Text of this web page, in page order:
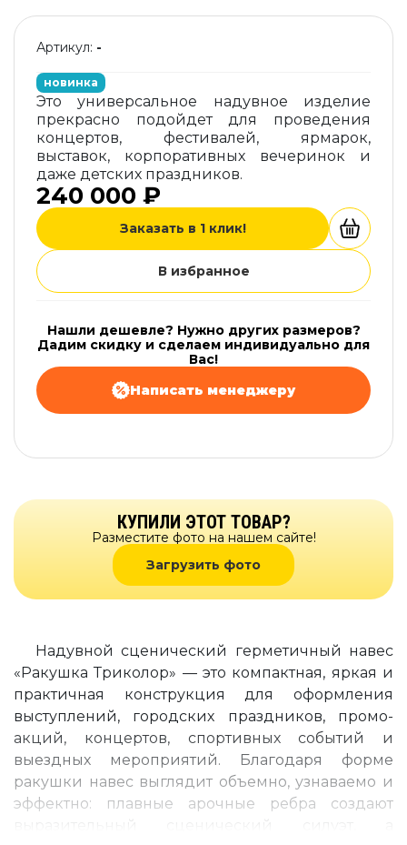
Артикул: -
новинка
Это универсальное надувное изделие
прекрасно подойдет для проведения
концертов, фестивалей, ярмарок,
выставок, корпоративных вечеринок и
даже детских праздников.
240 000 ₽
Заказать в 1 клик!
В избранное
Нашли дешевле? Нужно других размеров?
Дадим скидку и сделаем индивидуально для
Вас!
Написать менеджеру
КУПИЛИ ЭТОТ ТОВАР?
Разместите фото на нашем сайте!
Загрузить фото
Надувной сценический герметичный навес
«Ракушка Триколор» — это компактная, яркая и
практичная конструкция для оформления
выступлений, городских праздников, промо-
акций, концертов, спортивных событий и
выездных мероприятий. Благодаря форме
ракушки навес выглядит объемно, узнаваемо и
эффектно: плавные арочные ребра создают